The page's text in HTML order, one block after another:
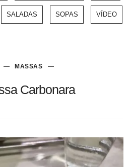
SALADAS SOPAS VÍDEO
MASSAS
Carbonara